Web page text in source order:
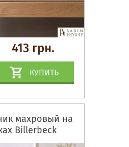
413 грн.
КУПИТЬ
махровый на
Billerbeck